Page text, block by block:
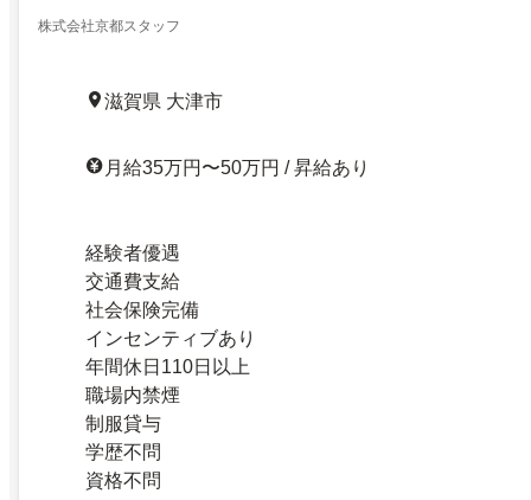
株式会社京都スタッフ
滋賀県 大津市
月給35万円〜50万円 / 昇給あり
経験者優遇
交通費支給
社会保険完備
インセンティブあり
年間休日110日以上
職場内禁煙
制服貸与
学歴不問
資格不問